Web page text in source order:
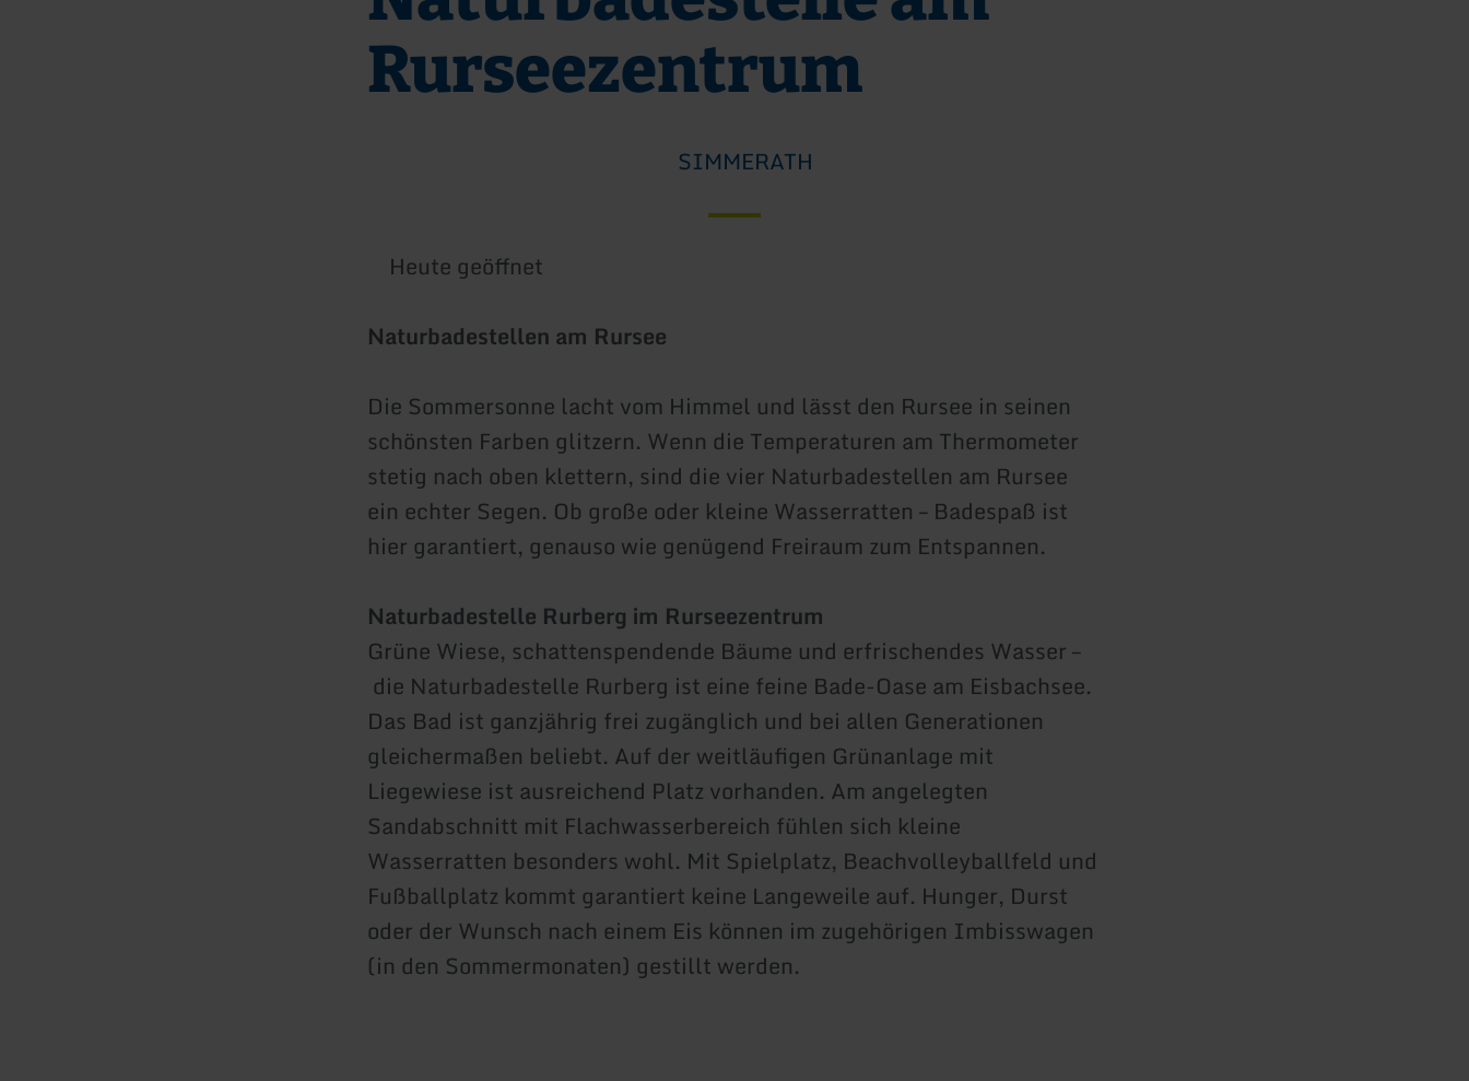
Rurseezentrum
SIMMERATH
Heute geöffnet
Naturbadestellen am Rursee
Die Sommersonne lacht vom Himmel und lässt den Rursee in seinen
schönsten Farben glitzern. Wenn die Temperaturen am Thermometer
stetig nach oben klettern, sind die vier Naturbadestellen am Rursee
ein echter Segen. Ob große oder kleine Wasserratten – Badespaß ist
hier garantiert, genauso wie genügend Freiraum zum Entspannen.
Naturbadestelle Rurberg im Rurseezentrum
Grüne Wiese, schattenspendende Bäume und erfrischendes Wasser –
die Naturbadestelle Rurberg ist eine feine Bade-Oase am Eisbachsee.
Das Bad ist ganzjährig frei zugänglich und bei allen Generationen
gleichermaßen beliebt. Auf der weitläufigen Grünanlage mit
Liegewiese ist ausreichend Platz vorhanden. Am angelegten
Sandabschnitt mit Flachwasserbereich fühlen sich kleine
Wasserratten besonders wohl. Mit Spielplatz, Beachvolleyballfeld und
Fußballplatz kommt garantiert keine Langeweile auf. Hunger, Durst
oder der Wunsch nach einem Eis können im zugehörigen Imbisswagen
(in den Sommermonaten) gestillt werden.